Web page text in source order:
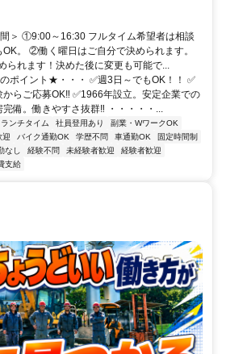
＞ ①9:00～16:30 フルタイム希望者は相談
。 ②働く曜日はご自分で決められます。
られます！決めた後に変更も可能で...
ポイント★・・・ ✅週3日～でもOK！！ ✅
からご応募OK‼ ✅1966年設立。安定企業での
完備。働きやすさ抜群‼ ・・・・・...
ランチタイム 社員登用あり
副業・WワークOK
迎 バイク通勤OK 学歴不問 車通勤OK
固定時間制
なし 経験不問 未経験者歓迎
経験者歓迎
支給